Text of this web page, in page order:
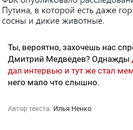
Ты, вероятно, захочешь нас
Дмитрий Медведев? Однажды
дал интервью и тут же стал
него мало что слышно.
Автор текста: Илья Ненко